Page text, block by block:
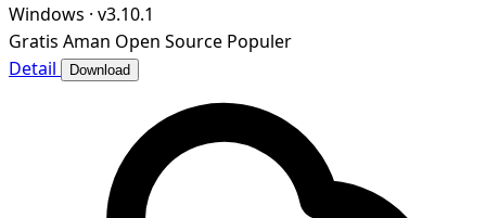
Windows · v3.10.1
Gratis Aman Open Source Populer
Detail
Download